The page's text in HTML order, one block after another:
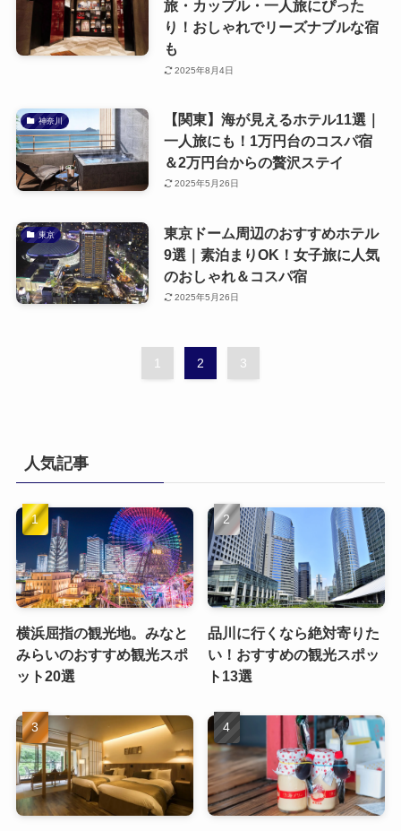
旅・カップル・一人旅にぴった
り！おしゃれでリーズナブルな宿
も
2025年8月4日
神奈川
【関東】海が見えるホテル11選｜
一人旅にも！1万円台のコスパ宿
＆2万円台からの贅沢ステイ
2025年5月26日
東京
東京ドーム周辺のおすすめホテル
9選｜素泊まりOK！女子旅に人気
のおしゃれ＆コスパ宿
2025年5月26日
1 2 3
人気記事
横浜屈指の観光地。みなと
みらいのおすすめ観光スポ
ット20選
品川に行くなら絶対寄りた
い！おすすめの観光スポッ
ト13選